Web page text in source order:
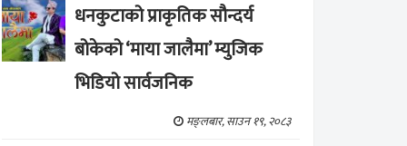
धनकुटाको प्राकृतिक सौन्दर्य
बोकेको ‘माया जालैमा’ म्युजिक
भिडियो सार्वजनिक
मङ्लबार, साउन १९, २०८३